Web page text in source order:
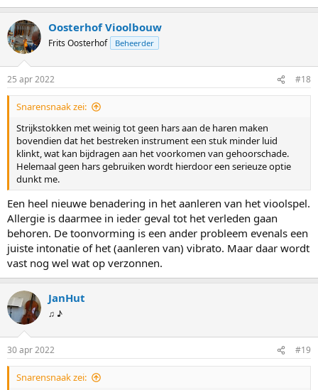
Oosterhof Vioolbouw
Frits Oosterhof Beheerder
25 apr 2022 #18
Snarensnaak zei:
Strijkstokken met weinig tot geen hars aan de haren maken
bovendien dat het bestreken instrument een stuk minder luid
klinkt, wat kan bijdragen aan het voorkomen van gehoorschade.
Helemaal geen hars gebruiken wordt hierdoor een serieuze optie
dunkt me.
Een heel nieuwe benadering in het aanleren van het vioolspel.
Allergie is daarmee in ieder geval tot het verleden gaan
behoren. De toonvorming is een ander probleem evenals een
juiste intonatie of het (aanleren van) vibrato. Maar daar wordt
vast nog wel wat op verzonnen.
JanHut
♫ ♪
30 apr 2022 #19
Snarensnaak zei: